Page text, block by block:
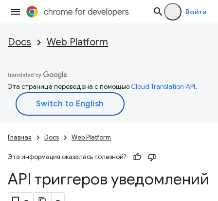
Войти
Docs Web Platform
Эта страница переведена с помощьюCloud Translation API.
Главная Docs Web Platform
Эта информация оказалась полезной?
API триггеров уведомлений